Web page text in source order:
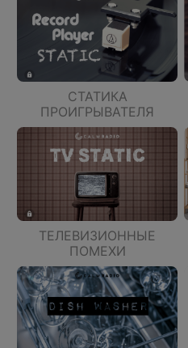
СТАТИКА
ПРОИГРЫВАТЕЛЯ
ТЕЛЕВИЗИОННЫЕ
ПОМЕХИ